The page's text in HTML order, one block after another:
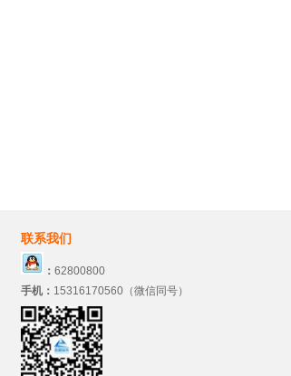
联系我们
： 62800800
手机： 15316170560（微信同号）